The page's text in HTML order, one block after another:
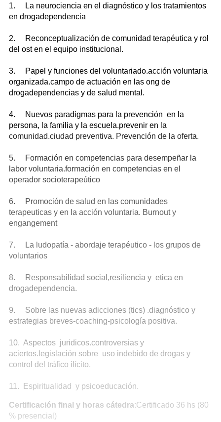
1. La neurociencia en el diagnóstico y los tratamientos
en drogadependencia
2. Reconceptualización de comunidad terapéutica y rol
del ost en el equipo institucional.
3. Papel y funciones del voluntariado.acción voluntaria
organizada.campo de actuación en las ong de
drogadependencias y de salud mental.
4. Nuevos paradigmas para la prevención en la
persona, la familia y la escuela.prevenir en la
comunidad.ciudad preventiva. Prevención de la oferta.
5. Formación en competencias para desempeñar la
labor voluntaria.formación en competencias en el
operador socioterapeútico
6. Promoción de salud en las comunidades
terapeuticas y en la acción voluntaria. Burnout y
engangement
7. La ludopatía - abordaje terapéutico - los grupos de
voluntarios
8. Responsabilidad social,resiliencia y etica en
drogadependencia.
9. Sobre las nuevas adicciones (tics) .diagnóstico y
estrategias breves-coaching-psicología positiva.
10. Aspectos juridicos.controversias y
aciertos.legislación sobre uso indebido de drogas y
control del tráfico ilícito.
11. Espiritualidad y psicoeducación.
Certificación final y horas cátedra:Certificado 36 hs (80
% presencial)